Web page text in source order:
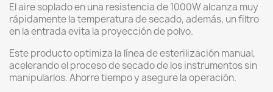
El aire soplado en una resistencia de 1000W alcanza muy
rápidamente la temperatura de secado, además, un filtro
en la entrada evita la proyección de polvo.
Este producto optimiza la línea de esterilización manual,
acelerando el proceso de secado de los instrumentos sin
manipularlos. Ahorre tiempo y asegure la operación.